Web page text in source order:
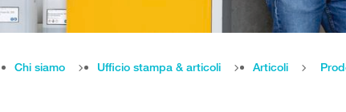
Chi siamo Ufficio stampa & articoli Articoli